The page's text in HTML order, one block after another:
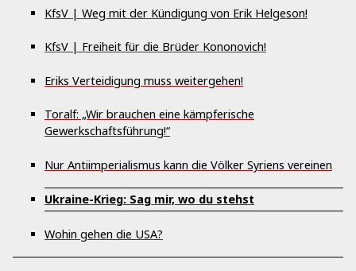
KfsV | Weg mit der Kündigung von Erik Helgeson!
KfsV | Freiheit für die Brüder Kononovich!
Eriks Verteidigung muss weitergehen!
Toralf: „Wir brauchen eine kämpferische
Gewerkschaftsführung!“
Nur Antiimperialismus kann die Völker Syriens vereinen
Ukraine-Krieg: Sag mir, wo du stehst
Wohin gehen die USA?